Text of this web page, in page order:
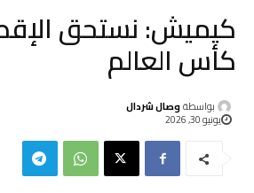
كيميش: نستحق
كأس العالم
بواسطةوصال شردال
يونيو 30, 2026